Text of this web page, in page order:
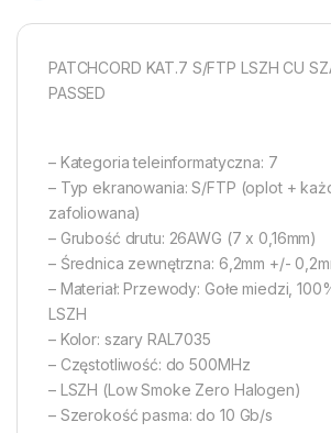
PATCHCORD KAT.7 S/FTP LSZH CU
PASSED
– Kategoria teleinformatyczna: 7
– Typ ekranowania: S/FTP (oplot +
zafoliowana)
– Grubość drutu: 26AWG (7 x 0,16mm)
– Średnica zewnętrzna: 6,2mm +/-
– Materiał: Przewody: Gołe miedzi,
LSZH
– Kolor: szary RAL7035
– Częstotliwość: do 500MHz
– LSZH (Low Smoke Zero Halogen)
– Szerokość pasma: do 10 Gb/s